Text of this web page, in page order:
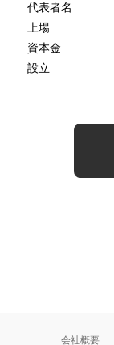
代表者名
上場
資本金
設立
会社概要